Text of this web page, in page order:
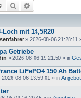
Suche
Loch mit 14,5R20
» 2026-08-06 21:28:11
Getriebe
» 2026-08-06 19:21:50 » in
LiFePO4 150 Ah
2026-08-06 13:59:01 » in